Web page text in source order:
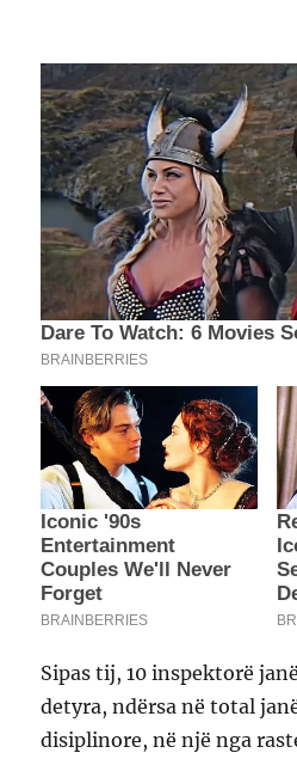
Sipas tij, 10 inspektorë
detyra, ndërsa në total
disiplinore, në një nga